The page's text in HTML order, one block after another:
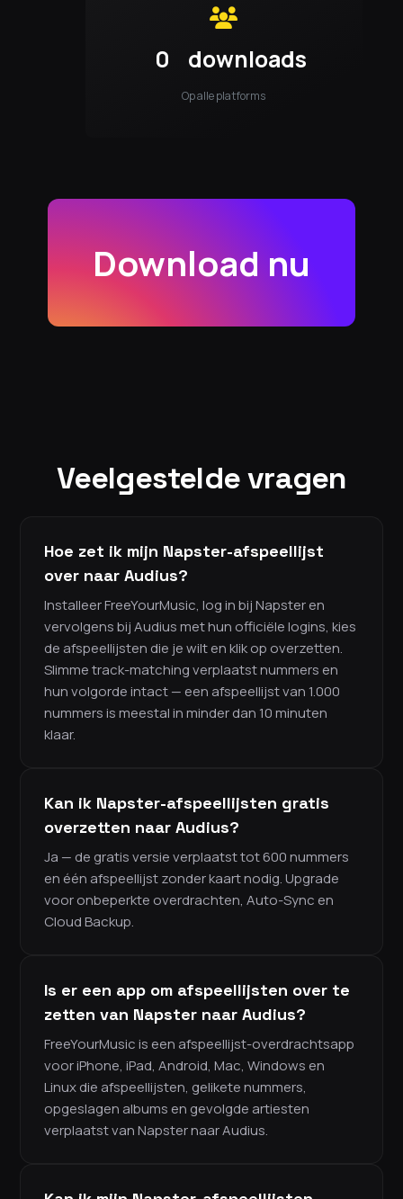
0 downloads
Op alle platforms
Download nu
Veelgestelde vragen
Hoe zet ik mijn Napster-afspeellijst
over naar Audius?
Installeer FreeYourMusic, log in bij Napster en
vervolgens bij Audius met hun officiële logins, kies
de afspeellijsten die je wilt en klik op overzetten.
Slimme track-matching verplaatst nummers en
hun volgorde intact — een afspeellijst van 1.000
nummers is meestal in minder dan 10 minuten
klaar.
Kan ik Napster-afspeellijsten gratis
overzetten naar Audius?
Ja — de gratis versie verplaatst tot 600 nummers
en één afspeellijst zonder kaart nodig. Upgrade
voor onbeperkte overdrachten, Auto-Sync en
Cloud Backup.
Is er een app om afspeellijsten over te
zetten van Napster naar Audius?
FreeYourMusic is een afspeellijst-overdrachtsapp
voor iPhone, iPad, Android, Mac, Windows en
Linux die afspeellijsten, gelikete nummers,
opgeslagen albums en gevolgde artiesten
verplaatst van Napster naar Audius.